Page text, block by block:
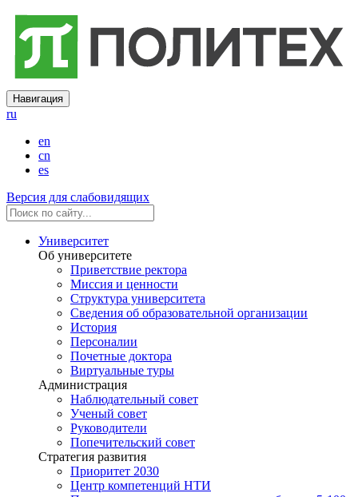
Навигация
ru
en
cn
es
Версия для слабовидящих
Университет
Об университете
Приветствие ректора
Миссия и ценности
Структура университета
Сведения об образовательной организации
История
Персоналии
Почетные доктора
Виртуальные туры
Администрация
Наблюдательный совет
Ученый совет
Руководители
Попечительский совет
Стратегия развития
Приоритет 2030
Центр компетенций НТИ